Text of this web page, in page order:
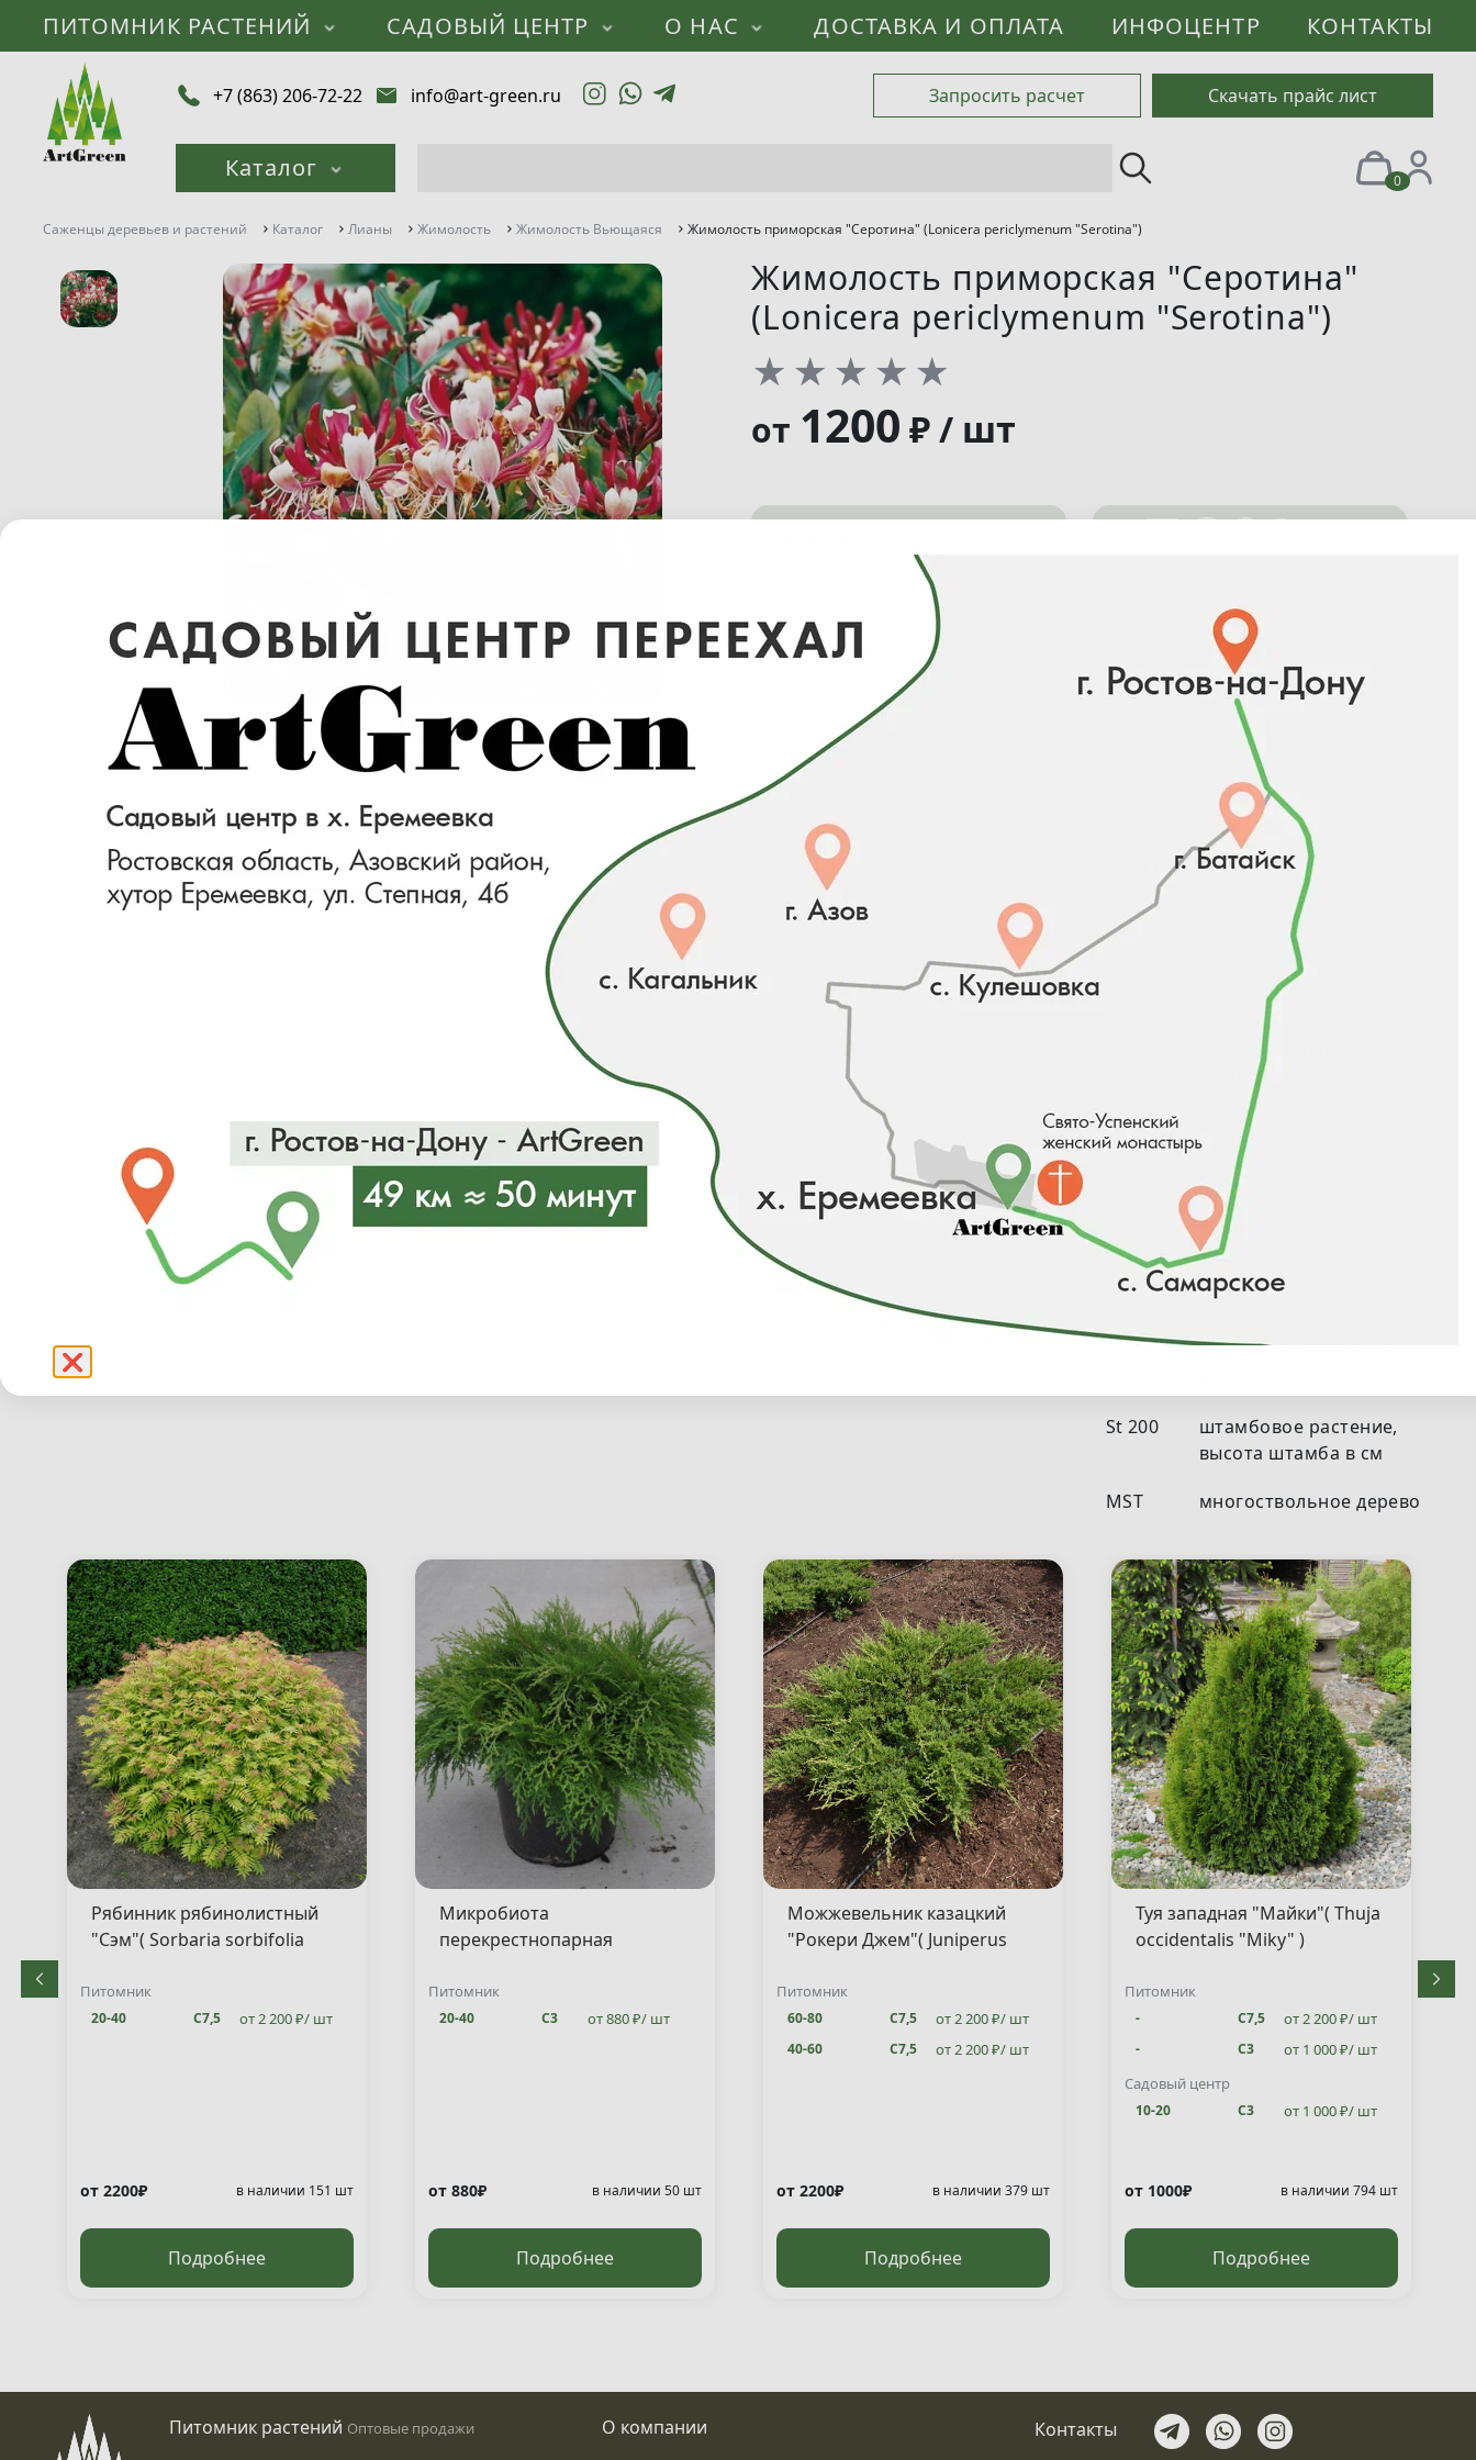
❌
ПИТОМНИК РАСТЕНИЙ САДОВЫЙ ЦЕНТР О НАС ДОСТАВКА И ОПЛАТА ИНФОЦЕНТР КОНТАКТЫ
+7 (863) 206-72-22 info@art-green.ru Запросить расчет Скачать прайс лист
Каталог 0
Саженцы деревьев и растений Каталог Лианы Жимолость Жимолость Вьющаяся Жимолость приморская "Серотина" (Lonicera periclymenum "Serotina")
Жимолость приморская "Серотина"
(Lonicera periclymenum "Serotina")
★ ★ ★ ★ ★
от 1200 ₽ / шт
минимальная отгрузка в
от 0 ₽ -
минимальная отгрузка в садовом
-50%
Скидки достигают до 50%. Для
того, чтобы узнать свой процент
скидки перейдите в
кабинет
Готовность
ИТОГО: ₽ В корзину
Условные обозначения:
растение с голыми
корнями, открытая
корневая система, см
RB (ЗКС)
растение с комом земли,
упакованным в
мешковину, см
WRB(ЗКС) растение с комом земли,
упакованным в
мешковину и
металлическую сетку, см
размер контейнера в
St 200
штамбовое растение,
высота штамба в см
MST
многоствольное дерево
Рябинник рябинолистный
"Сэм"( Sorbaria sorbifolia
Питомник
20-40 С7,5 от 2 200 ₽/ шт
от 2200₽ в наличии 151 шт
Подробнее
Микробиота
перекрестнопарная
decussata "Jakobsen" )
Питомник
20-40 С3 от 880 ₽/ шт
от 880₽ в наличии 50 шт
Подробнее
Можжевельник казацкий
"Рокери Джем"( Juniperus
Питомник
60-80 С7,5 от 2 200 ₽/ шт
40-60 С7,5 от 2 200 ₽/ шт
от 2200₽ в наличии 379 шт
Подробнее
Туя западная "Майки"( Thuja
occidentalis "Miky" )
Питомник
- С7,5 от 2 200 ₽/ шт
- С3 от 1 000 ₽/ шт
10-20
Садовый центр
10-20 С3 от 1 000 ₽/ шт
от 1000₽ в наличии 794 шт
Подробнее
Питомник растений Оптовые продажи
О компании
Контакты